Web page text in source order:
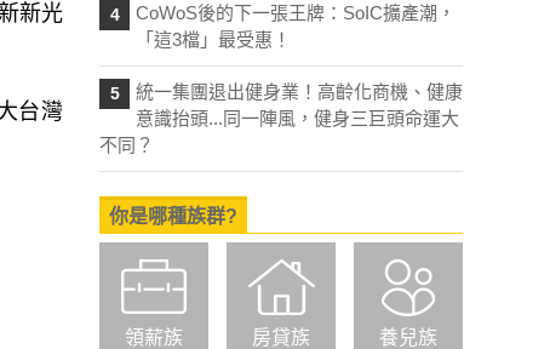
新光
台灣
4
CoWoS後的下一張王牌：SoIC擴產潮，
「這3檔」最受惠！
5
統一集團退出健身業！高齡化商機、健康
意識抬頭...同一陣風，健身三巨頭命運大
不同？
你是哪種族群?
領薪族 房貸族 養兒族